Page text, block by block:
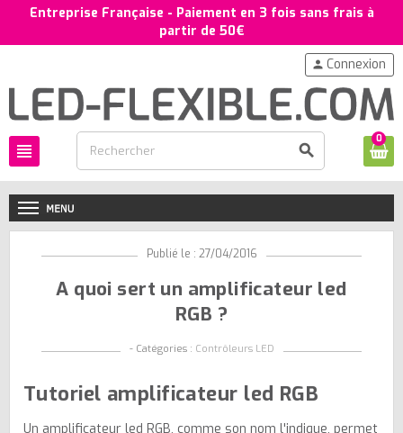
Entreprise Française - Paiement en 3 fois sans frais à
partir de 50€
view_headline search
person Connexion
0
Publié le : 27/04/2016
A quoi sert un amplificateur led
RGB ?
- Catégories : Contrôleurs LED
Tutoriel amplificateur led RGB
Un amplificateur led RGB, comme son nom l'indique, permet